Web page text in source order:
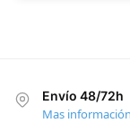
Envío 48/72h
Mas